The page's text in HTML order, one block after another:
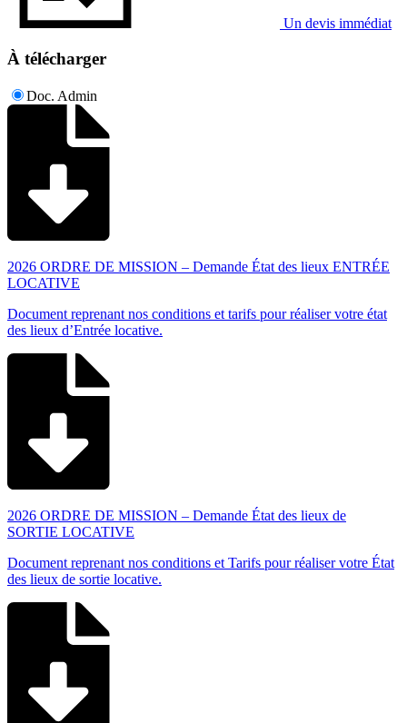
Un devis immédiat
À télécharger
Doc. Admin
2026 ORDRE DE MISSION – Demande État des lieux ENTRÉE
LOCATIVE
Document reprenant nos conditions et tarifs pour réaliser votre état
des lieux d’Entrée locative.
2026 ORDRE DE MISSION – Demande État des lieux de
SORTIE LOCATIVE
Document reprenant nos conditions et Tarifs pour réaliser votre État
des lieux de sortie locative.